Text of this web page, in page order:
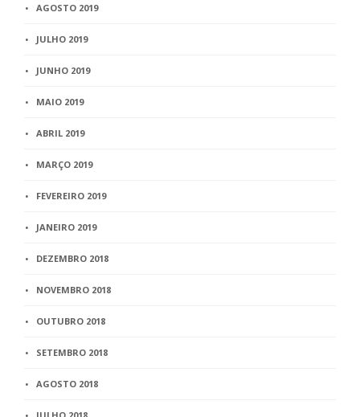
AGOSTO 2019
JULHO 2019
JUNHO 2019
MAIO 2019
ABRIL 2019
MARÇO 2019
FEVEREIRO 2019
JANEIRO 2019
DEZEMBRO 2018
NOVEMBRO 2018
OUTUBRO 2018
SETEMBRO 2018
AGOSTO 2018